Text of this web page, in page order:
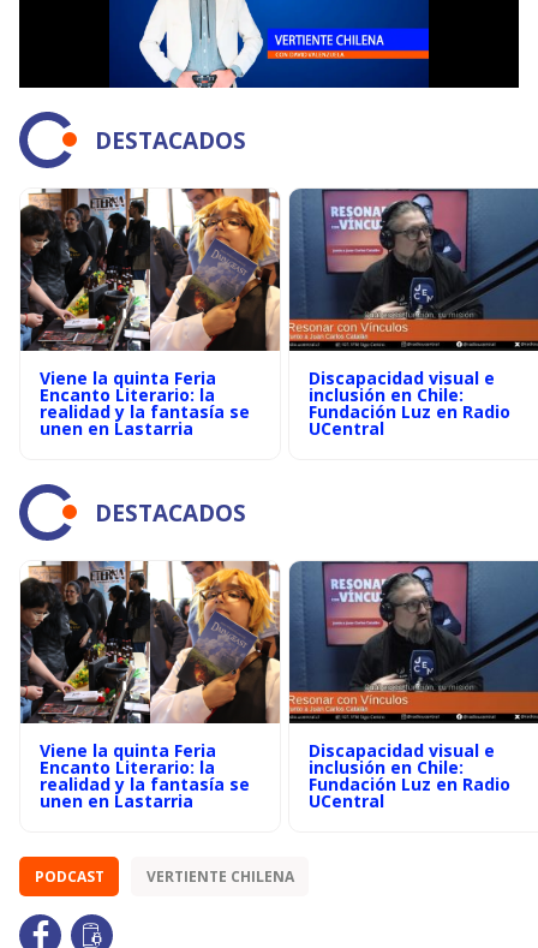
DESTACADOS
Viene la quinta Feria
Encanto Literario: la
realidad y la fantasía se
unen en Lastarria
Discapacidad visual e
inclusión en Chile:
Fundación Luz en Radio
UCentral
DESTACADOS
Viene la quinta Feria
Encanto Literario: la
realidad y la fantasía se
unen en Lastarria
Discapacidad visual e
inclusión en Chile:
Fundación Luz en Radio
UCentral
PODCAST VERTIENTE CHILENA